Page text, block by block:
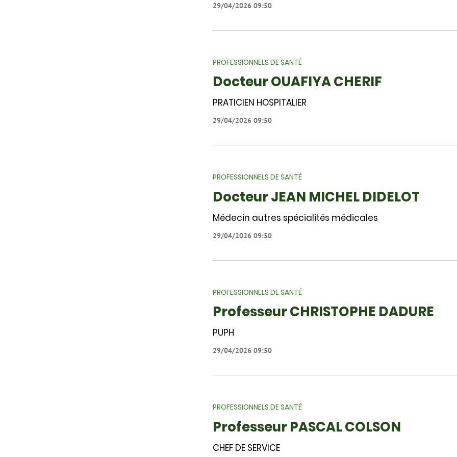
29/04/2026 09:50
PROFESSIONNELS DE SANTÉ
Docteur OUAFIYA CHERIF
PRATICIEN HOSPITALIER
29/04/2026 09:50
PROFESSIONNELS DE SANTÉ
Docteur JEAN MICHEL DIDELOT
Médecin autres spécialités médicales
29/04/2026 09:50
PROFESSIONNELS DE SANTÉ
Professeur CHRISTOPHE DADURE
PUPH
29/04/2026 09:50
PROFESSIONNELS DE SANTÉ
Professeur PASCAL COLSON
CHEF DE SERVICE